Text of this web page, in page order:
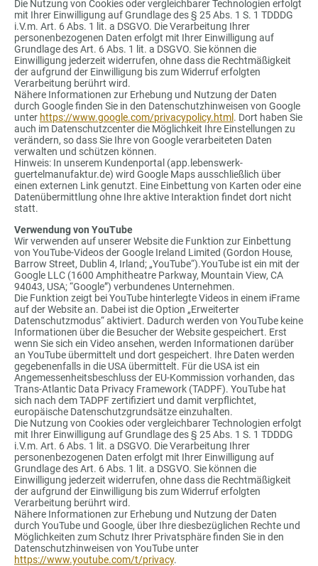
Die Nutzung von Cookies oder vergleichbarer Technologien erfolgt
mit Ihrer Einwilligung auf Grundlage des § 25 Abs. 1 S. 1 TDDDG
i.V.m. Art. 6 Abs. 1 lit. a DSGVO. Die Verarbeitung Ihrer
personenbezogenen Daten erfolgt mit Ihrer Einwilligung auf
Grundlage des Art. 6 Abs. 1 lit. a DSGVO. Sie können die
Einwilligung jederzeit widerrufen, ohne dass die Rechtmäßigkeit
der aufgrund der Einwilligung bis zum Widerruf erfolgten
Verarbeitung berührt wird.
Nähere Informationen zur Erhebung und Nutzung der Daten
durch Google finden Sie in den Datenschutzhinweisen von Google
unter https://www.google.com/privacypolicy.html . Dort haben Sie
auch im Datenschutzcenter die Möglichkeit Ihre Einstellungen zu
verändern, so dass Sie Ihre von Google verarbeiteten Daten
verwalten und schützen können.
Hinweis: In unserem Kundenportal (app.lebenswerk-
guertelmanufaktur.de) wird Google Maps ausschließlich über
einen externen Link genutzt. Eine Einbettung von Karten oder eine
Datenübermittlung ohne Ihre aktive Interaktion findet dort nicht
statt.
Verwendung von YouTube
Wir verwenden auf unserer Website die Funktion zur Einbettung
von YouTube-Videos der Google Ireland Limited (Gordon House,
Barrow Street, Dublin 4, Irland; „YouTube“).YouTube ist ein mit der
Google LLC (1600 Amphitheatre Parkway, Mountain View, CA
94043, USA; “Google”) verbundenes Unternehmen.
Die Funktion zeigt bei YouTube hinterlegte Videos in einem iFrame
auf der Website an. Dabei ist die Option „Erweiterter
Datenschutzmodus“ aktiviert. Dadurch werden von YouTube keine
Informationen über die Besucher der Website gespeichert. Erst
wenn Sie sich ein Video ansehen, werden Informationen darüber
an YouTube übermittelt und dort gespeichert. Ihre Daten werden
gegebenenfalls in die USA übermittelt. Für die USA ist ein
Angemessenheitsbeschluss der EU-Kommission vorhanden, das
Trans-Atlantic Data Privacy Framework (TADPF). YouTube hat
sich nach dem TADPF zertifiziert und damit verpflichtet,
europäische Datenschutzgrundsätze einzuhalten.
Die Nutzung von Cookies oder vergleichbarer Technologien erfolgt
mit Ihrer Einwilligung auf Grundlage des § 25 Abs. 1 S. 1 TDDDG
i.V.m. Art. 6 Abs. 1 lit. a DSGVO. Die Verarbeitung Ihrer
personenbezogenen Daten erfolgt mit Ihrer Einwilligung auf
Grundlage des Art. 6 Abs. 1 lit. a DSGVO. Sie können die
Einwilligung jederzeit widerrufen, ohne dass die Rechtmäßigkeit
der aufgrund der Einwilligung bis zum Widerruf erfolgten
Verarbeitung berührt wird.
Nähere Informationen zur Erhebung und Nutzung der Daten
durch YouTube und Google, über Ihre diesbezüglichen Rechte und
Möglichkeiten zum Schutz Ihrer Privatsphäre finden Sie in den
Datenschutzhinweisen von YouTube unter
https://www.youtube.com/t/privacy.